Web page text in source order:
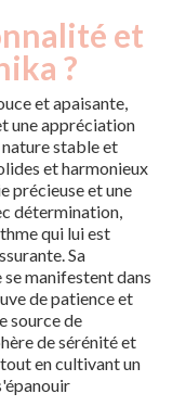
et
?
et apaisante,
une appréciation
nature stable et
et harmonieux
précieuse et une
détermination,
qui lui est
Sa
manifestent dans
de patience et
source de
de sérénité et
en cultivant un